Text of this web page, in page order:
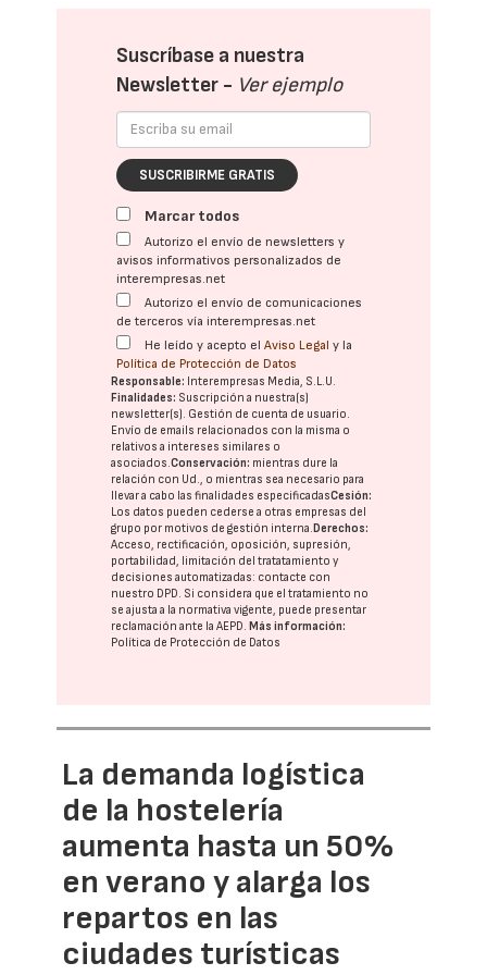
Suscríbase a nuestra
Newsletter - Ver ejemplo
SUSCRIBIRME GRATIS
Marcar todos
Autorizo el envío de newsletters y
avisos informativos personalizados de
interempresas.net
Autorizo el envío de comunicaciones
de terceros vía interempresas.net
He leído y acepto elAviso Legal y la
Política de Protección de Datos
Responsable: Interempresas Media, S.L.U.
Finalidades: Suscripción a nuestra(s)
newsletter(s). Gestión de cuenta de usuario.
Envío de emails relacionados con la misma o
relativos a intereses similares o
asociados.Conservación: mientras dure la
relación con Ud., o mientras sea necesario para
llevar a cabo las finalidades especificadasCesión:
Los datos pueden cederse a otras empresas del
grupo por motivos de gestión interna.Derechos:
Acceso, rectificación, oposición, supresión,
portabilidad, limitación del tratatamiento y
decisiones automatizadas: contacte con
nuestro DPD. Si considera que el tratamiento no
se ajusta a la normativa vigente, puede presentar
reclamación ante laAEPD.Más información:
Política de Protección de Datos
La demanda logística
de la hostelería
aumenta hasta un 50%
en verano y alarga los
repartos en las
ciudades turísticas